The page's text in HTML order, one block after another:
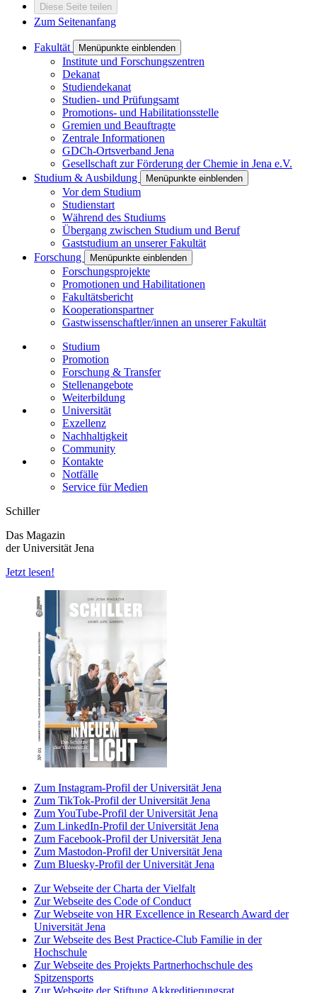
Diese Seite teilen
Zum Seitenanfang
Fakultät Menüpunkte einblenden
Institute und Forschungszentren
Dekanat
Studiendekanat
Studien- und Prüfungsamt
Promotions- und Habilitationsstelle
Gremien und Beauftragte
Zentrale Informationen
GDCh-Ortsverband Jena
Gesellschaft zur Förderung der Chemie in Jena e.V.
Studium & Ausbildung
Menüpunkte einblenden
Vor dem Studium
Studienstart
Während des Studiums
Übergang zwischen Studium und Beruf
Gaststudium an unserer Fakultät
Forschung
Menüpunkte einblenden
Forschungsprojekte
Promotionen und Habilitationen
Fakultätsbericht
Kooperationspartner
Gastwissenschaftler/innen an unserer Fakultät
Studium
Promotion
Forschung & Transfer
Stellenangebote
Weiterbildung
Universität
Exzellenz
Nachhaltigkeit
Community
Kontakte
Notfälle
Service für Medien
Schiller
Das Magazin
der Universität Jena
Jetzt lesen!
Zum Instagram-Profil der Universität Jena
Zum TikTok-Profil der Universität Jena
Zum YouTube-Profil der Universität Jena
Zum LinkedIn-Profil der Universität Jena
Zum Facebook-Profil der Universität Jena
Zum Mastodon-Profil der Universität Jena
Zum Bluesky-Profil der Universität Jena
Zur Webseite der Charta der Vielfalt
Zur Webseite des Code of Conduct
Zur Webseite von HR Excellence in Research Award der
Universität Jena
Zur Webseite des Best Practice-Club Familie in der
Hochschule
Zur Webseite des Projekts Partnerhochschule des
Spitzensports
Zur Webseite der Stiftung Akkreditierungsrat